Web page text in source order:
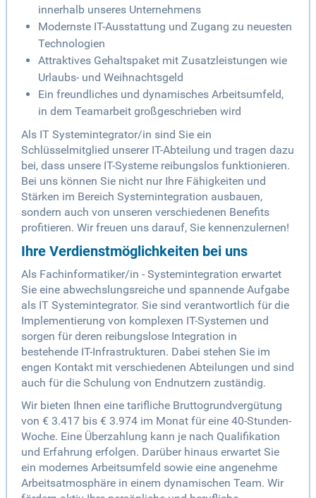
innerhalb unseres Unternehmens
Modernste IT-Ausstattung und Zugang zu neuesten
Technologien
Attraktives Gehaltspaket mit Zusatzleistungen wie
Urlaubs- und Weihnachtsgeld
Ein freundliches und dynamisches Arbeitsumfeld,
in dem Teamarbeit großgeschrieben wird
Als IT Systemintegrator/in sind Sie ein
Schlüsselmitglied unserer IT-Abteilung und tragen dazu
bei, dass unsere IT-Systeme reibungslos funktionieren.
Bei uns können Sie nicht nur Ihre Fähigkeiten und
Stärken im Bereich Systemintegration ausbauen,
sondern auch von unseren verschiedenen Benefits
profitieren. Wir freuen uns darauf, Sie kennenzulernen!
Ihre Verdienstmöglichkeiten bei uns
Als Fachinformatiker/in - Systemintegration erwartet
Sie eine abwechslungsreiche und spannende Aufgabe
als IT Systemintegrator. Sie sind verantwortlich für die
Implementierung von komplexen IT-Systemen und
sorgen für deren reibungslose Integration in
bestehende IT-Infrastrukturen. Dabei stehen Sie im
engen Kontakt mit verschiedenen Abteilungen und sind
auch für die Schulung von Endnutzern zuständig.
Wir bieten Ihnen eine tarifliche Bruttogrundvergütung
von € 3.417 bis € 3.974 im Monat für eine 40-Stunden-
Woche. Eine Überzahlung kann je nach Qualifikation
und Erfahrung erfolgen. Darüber hinaus erwartet Sie
ein modernes Arbeitsumfeld sowie eine angenehme
Arbeitsatmosphäre in einem dynamischen Team. Wir